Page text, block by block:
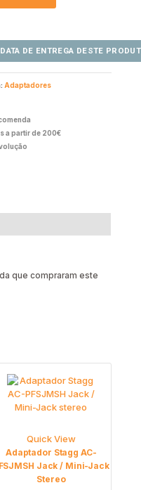
Adaptadores
a partir de 200€
que compraram este
Quick View
Adaptador Stagg AC-
Jack / Mini-Jack
Stereo